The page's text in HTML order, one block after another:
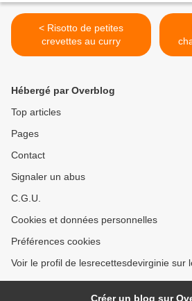
< Risotto de petites
crevettes au curry
Hébergé par Overblog
Top articles
Pages
Contact
Signaler un abus
C.G.U.
Cookies et données personnelles
Préférences cookies
Voir le profil de lesrecettesdevirginie sur
Créer un blog sur